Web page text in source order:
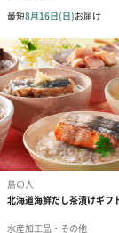
パッケージ全
製造国
保存方法
お届けからの
賞味期限
原材料